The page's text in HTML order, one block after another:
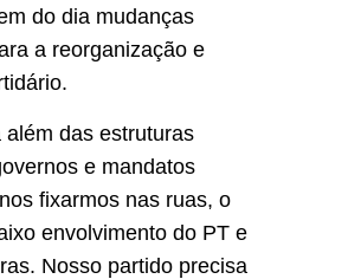
do dia mudanças
a reorganização e
das estruturas
e mandatos
fixarmos nas ruas, o
envolvimento do PT e
Nosso partido precisa